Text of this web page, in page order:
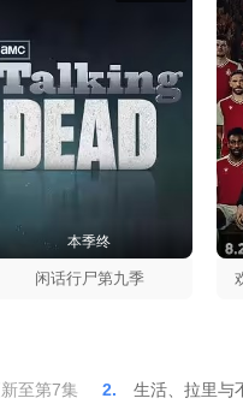
本季终
闲话行尸第九季
至第7集 2. 生活、拉里与